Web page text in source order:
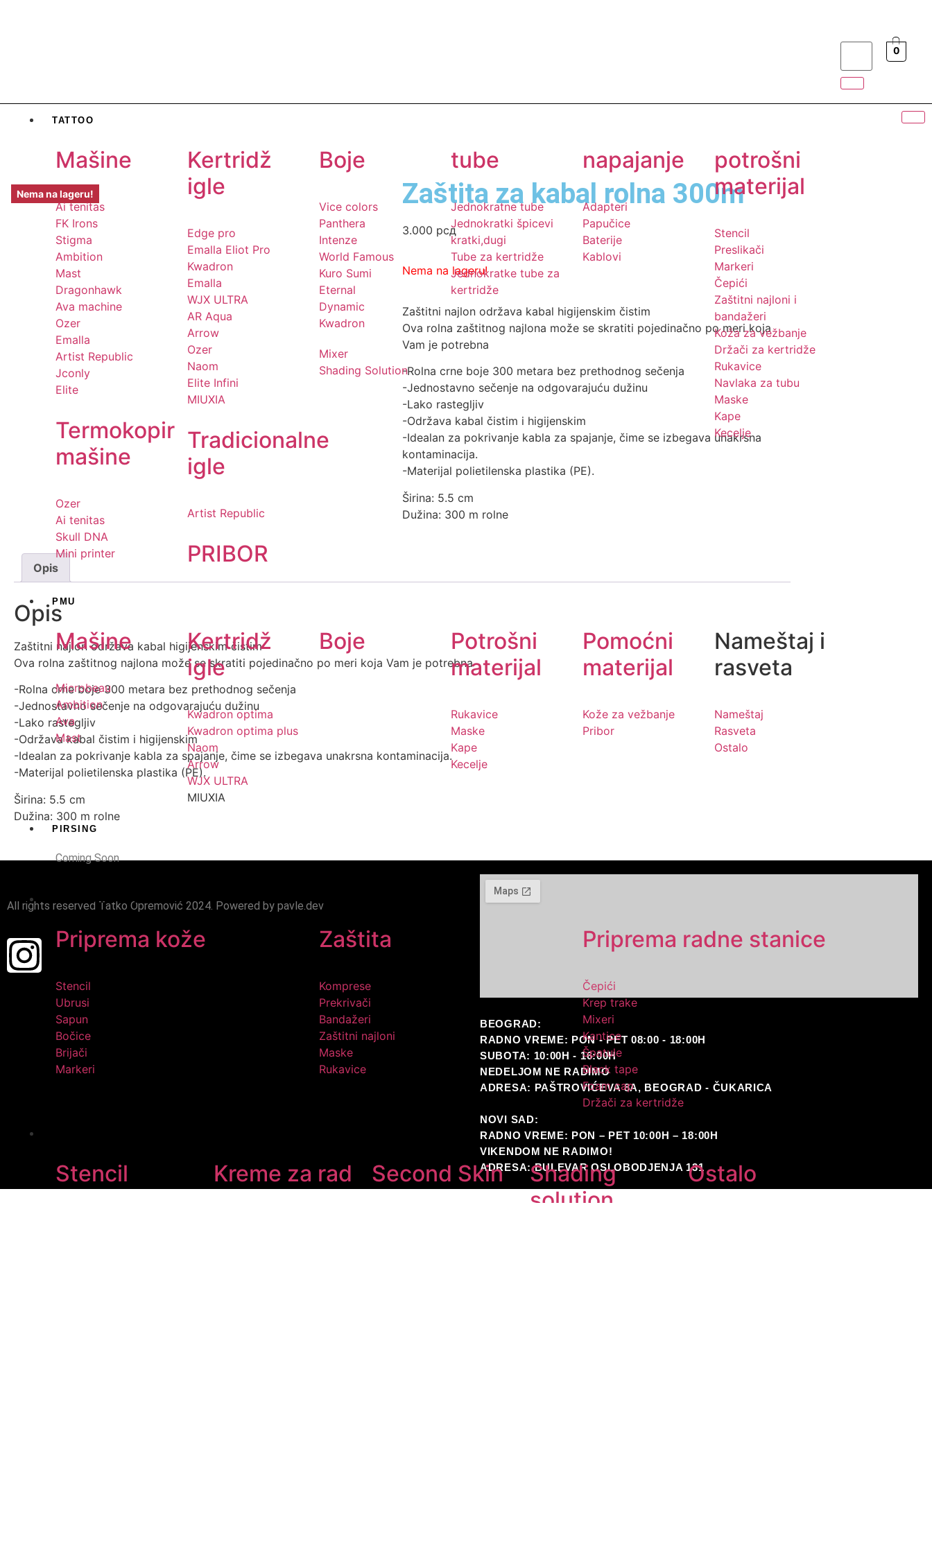
0
TATTOO
Mašine
Ai tenitas
FK Irons
Stigma
Ambition
Mast
Dragonhawk
Ava machine
Ozer
Emalla
Artist Republic
Jconly
Elite
Termokopir
mašine
Ozer
Ai tenitas
Skull DNA
Mini printer
Kertridž
igle
Edge pro
Emalla Eliot Pro
Kwadron
Emalla
WJX ULTRA
AR Aqua
Arrow
Ozer
Naom
Elite Infini
MIUXIA
Tradicionalne
igle
Artist Republic
PRIBOR
Boje
Vice colors
Panthera
Intenze
World Famous
Kuro Sumi
Eternal
Dynamic
Kwadron
Mixer
Shading Solution
tube
Jednokratne tube
Jednokratki špicevi
kratki,dugi
Tube za kertridže
Jednokratke tube za
kertridže
napajanje
Adapteri
Papučice
Baterije
Kablovi
potrošni
materijal
Stencil
Preslikači
Markeri
Čepići
Zaštitni najloni i
bandažeri
Koža za vežbanje
Držači za kertridže
Rukavice
Navlaka za tubu
Maske
Kape
Kecelje
PMU
Mašine
Microbeau
Ambition
Ava
Mast
Kertridž
igle
Kwadron optima
Kwadron optima plus
Naom
Arrow
WJX ULTRA
MIUXIA
Boje
Potrošni
materijal
Rukavice
Maske
Kape
Kecelje
Pomoćni
materijal
Kože za vežbanje
Pribor
Nameštaj i
rasveta
Nameštaj
Rasveta
Ostalo
PIRSING
Coming Soon
POTROŠNI MATERIJAL
Priprema kože
Stencil
Ubrusi
Sapun
Bočice
Brijači
Markeri
Zaštita
Komprese
Prekrivači
Bandažeri
Zaštitni najloni
Maske
Rukavice
Priprema radne stanice
Čepići
Krep trake
Mixeri
Kantice
Špatule
Black tape
Foam cap
Držači za kertridže
Stencil Kreme za rad Second Skin
Shading
solution
Ostalo
Nema na lageru! Zaštita za kabal rolna 300m
3.000 рсд
Nema na lageru!
Zaštitni najlon održava kabal higijenskim čistim
Ova rolna zaštitnog najlona može se skratiti pojedinačno po meri koja
Vam je potrebna
-Rolna crne boje 300 metara bez prethodnog sečenja
-Jednostavno sečenje na odgovarajuću dužinu
-Lako rastegljiv
-Održava kabal čistim i higijenskim
-Idealan za pokrivanje kabla za spajanje, čime se izbegava unakrsna
kontaminacija.
-Materijal polietilenska plastika (PE).
Širina: 5.5 cm
Dužina: 300 m rolne
Opis
Opis
Zaštitni najlon održava kabal higijenskim čistim
Ova rolna zaštitnog najlona može se skratiti pojedinačno po meri koja Vam je potrebna
-Rolna crne boje 300 metara bez prethodnog sečenja
-Jednostavno sečenje na odgovarajuću dužinu
-Lako rastegljiv
-Održava kabal čistim i higijenskim
-Idealan za pokrivanje kabla za spajanje, čime se izbegava unakrsna kontaminacija.
-Materijal polietilenska plastika (PE).
Širina: 5.5 cm
Dužina: 300 m rolne
All rights reserved Tatko Opremović 2024. Powered by pavle.dev
BEOGRAD:
RADNO VREME: PON - PET 08:00 - 18:00H
SUBOTA: 10:00H - 16:00H
NEDELJOM NE RADIMO
ADRESA: PAŠTROVIĆEVA 8A, BEOGRAD - ČUKARICA
NOVI SAD:
RADNO VREME: PON – PET 10:00H – 18:00H
VIKENDOM NE RADIMO!
ADRESA: BULEVAR OSLOBODJENJA 131